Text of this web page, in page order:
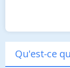
Qu'est-ce